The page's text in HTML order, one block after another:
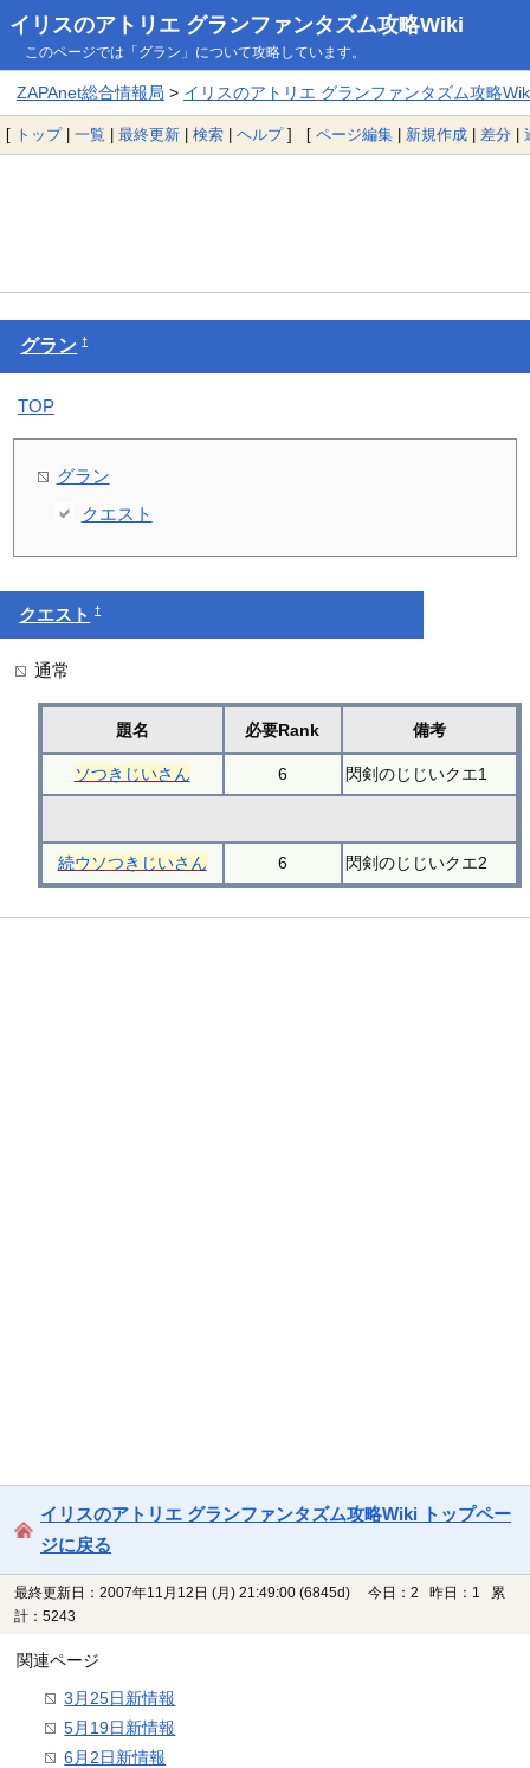
イリスのアトリエ グランファンタズム攻略Wiki
このページでは「グラン」について攻略しています。
ZAPAnet総合情報局 > イリスのアトリエ グランファンタズム攻略
[ トップ| 一覧 | 最終更新 | 検索 | ヘルプ] [ ページ編集 | 新規作成 | 差分 |
グラン †
TOP
グラン
クエスト
クエスト †
通常
題名 必要Rank 備考
ソつきじいさん 6 閃剣のじじいクエ1
続ウソつきじいさん 6 閃剣のじじいクエ2
イリスのアトリエ グランファンタズム攻略Wiki トップペー
ジに戻る
最終更新日：2007年11月12日 (月) 21:49:00 (6845d)
今日：2 昨日：1 累
計：5243
関連ページ
3月25日新情報
5月19日新情報
6月2日新情報